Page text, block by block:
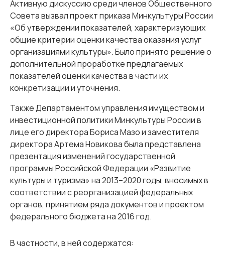
Активную дискуссию среди членов Общественного
Совета вызвал проект приказа Минкультуры России
«Об утверждении показателей, характеризующих
общие критерии оценки качества оказания услуг
организациями культуры». Было принято решение о
дополнительной проработке предлагаемых
показателей оценки качества в части их
конкретизации и уточнения.
Также Департаментом управления имуществом и
инвестиционной политики Минкультуры России в
лице его директора Бориса Мазо и заместителя
директора Артема Новикова была представлена
презентация изменений государственной
программы Российской Федерации «Развитие
культуры и туризма» на 2013–2020 годы, вносимых в
соответствии с реорганизацией федеральных
органов, принятием ряда документов и проектом
федерального бюджета на 2016 год.
В частности, в ней содержатся: